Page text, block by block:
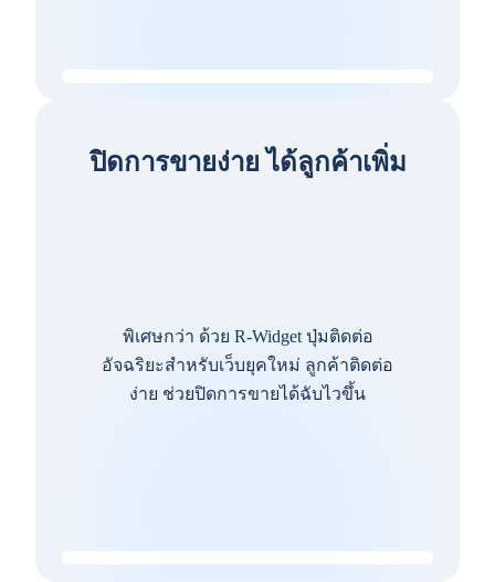
ปิดการขายง่าย ได้ลูกค้าเพิ่ม
พิเศษกว่า ด้วย R-Widget ปุ่มติดต่อ
อัจฉริยะสำหรับเว็บยุคใหม่ ลูกค้าติดต่อ
ง่าย ช่วยปิดการขายได้ฉับไวขึ้น